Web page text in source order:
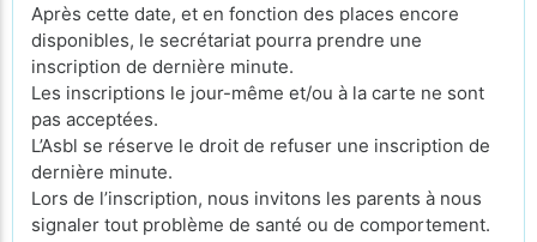
Après cette date, et en fonction des places encore
disponibles, le secrétariat pourra prendre une
inscription de dernière minute.
Les inscriptions le jour-même et/ou à la carte ne sont
pas acceptées.
L’Asbl se réserve le droit de refuser une inscription de
dernière minute.
Lors de l’inscription, nous invitons les parents à nous
signaler tout problème de santé ou de comportement.